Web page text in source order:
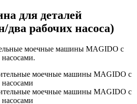
для деталей
рабочих насоса)
моечные машины MAGIDO с